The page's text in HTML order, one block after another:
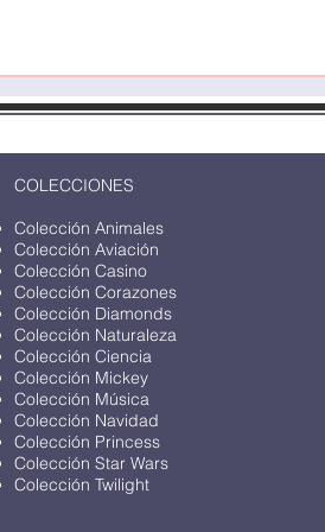
COLECCIONES
Colección Animales
Colección Aviación
Colección Casino
Colección Corazones
Colección Diamonds
Colección Naturaleza
Colección Ciencia
Colección Mickey
Colección Música
Colección Navidad
Colección Princess
Colección Star Wars
Colección Twilight